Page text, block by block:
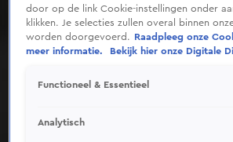
door op de link Cookie-instellingen onder
klikken. Je selecties zullen overal binnen
worden doorgevoerd.
Raadpleeg onze
meer informatie.
Bekijk hier onze Digitale
Functioneel & Essentieel
Analytisch